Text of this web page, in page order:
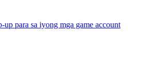
up para sa iyong mga game account